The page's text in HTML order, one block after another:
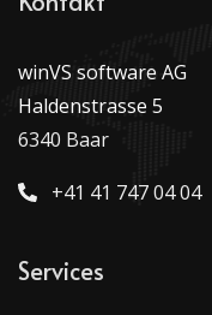
winVS software AG
Haldenstrasse 5
6340 Baar
+41 41 747 04 04
Services